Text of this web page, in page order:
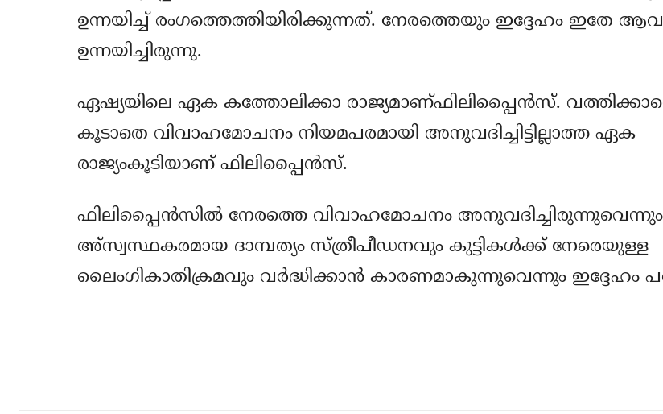
ഉന്നയിച്ച് രംഗത്തെത്തിയിരിക്കുന്നത്. നേരത്തെയും ഇദ്ദേഹം ഇതേ
ഉന്നയിച്ചിരുന്നു.
ഏഷ്യയിലെ ഏക കത്തോലിക്കാ രാജ്യമാണ്ഫിലിപ്പൈന്‍സ്.
കൂടാതെ വിവാഹമോചനം നിയമപരമായി അനുവദിച്ചിട്ടില്ലാത്ത ഏക
രാജ്യംകൂടിയാണ് ഫിലിപ്പൈന്‍സ്.
ഫിലിപ്പൈന്‍സില്‍ നേരത്തെ വിവാഹമോചനം അനുവദിച്ചിരുന്നുവെന്നും
അ്‌സ്വസ്ഥകരമായ ദാമ്പത്യം സ്ത്രീപീഡനവും കുട്ടികള്‍ക്ക് നേരെയുള്ള
ലൈംഗികാതിക്രമവും വര്‍ദ്ധിക്കാന്‍ കാരണമാകുന്നുവെന്നും ഇദ്ദേഹം